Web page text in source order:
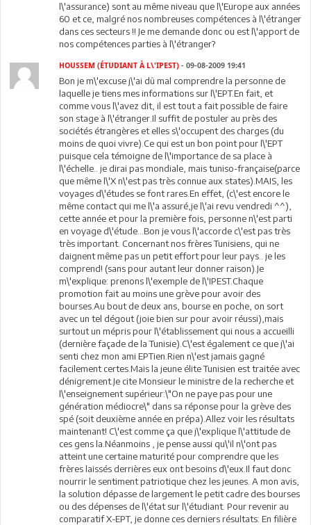
l\'assurance) sont au même niveau que l\'Europe aux années
60 et ce, malgré nos nombreuses compétences à l\'étranger
dans ces secteurs !! Je me demande donc ou est l\'apport de
nos compétences parties à l\'étranger?
HOUSSEM (ÉTUDIANT À L\'IPEST)- 09-08-2009 19:41
Bon je m\'excuse j\'ai dû mal comprendre la personne de
laquelle je tiens mes informations sur l\'EPT.En fait, et
comme vous l\'avez dit, il est tout a fait possible de faire
son stage à l\'étranger.Il suffit de postuler au près des
sociétés étrangères et elles s\'occupent des charges (du
moins de quoi vivre).Ce qui est un bon point pour l\'EPT
puisque cela témoigne de l\'importance de sa place à
l\'échelle.. je dirai pas mondiale, mais tuniso-française(parce
que même l\'X n\'est pas très connue aux states).MAIS, les
voyages d\'études se font rares.En effet, (c\'est encore le
même contact qui me l\'a assuré,je l\'ai revu vendredi ^^),
cette année et pour la première fois, personne n\'est parti
en voyage d\'étude...Bon je vous l\'accorde c\'est pas très
très important. Concernant nos frères Tunisiens, qui ne
daignent même pas un petit effort pour leur pays.. je les
comprend! (sans pour autant leur donner raison).Je
m\'explique: prenons l\'exemple de l\'IPEST.Chaque
promotion fait au moins une grève pour avoir des
bourses.Au bout de deux ans, bourse en poche, on sort
avec un tel dégout (joie bien sur pour avoir réussi),mais
surtout un mépris pour l\'établissement qui nous a accueilli
(dernière façade de la Tunisie).C\'est également ce que j\'ai
senti chez mon ami EPTien.Rien n\'est jamais gagné
facilement certes.Mais la jeune élite Tunisien est traitée avec
dénigrement.Je cite Monsieur le ministre de la recherche et
l\'enseignement supérieur:\"On ne paye pas pour une
génération médiocre\" dans sa réponse pour la grève des
spé (soit deuxième année en prépa).Allez voir les résultats
maintenant! C\'est comme ça que j\'explique l\'attitude de
ces gens la.Néanmoins , je pense aussi qu\'il n\'ont pas
atteint une certaine maturité pour comprendre que les
frères laissés derrières eux ont besoins d\'eux.Il faut donc
nourrir le sentiment patriotique chez les jeunes. A mon avis,
la solution dépasse de largement le petit cadre des bourses
ou des dépenses de l\'état sur l\'étudiant. Pour revenir au
comparatif X-EPT, je donne ces derniers résultats: En filière